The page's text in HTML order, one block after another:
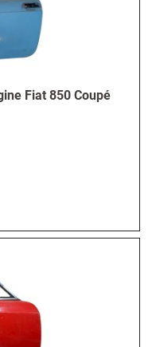
Fiat 850 Coupé